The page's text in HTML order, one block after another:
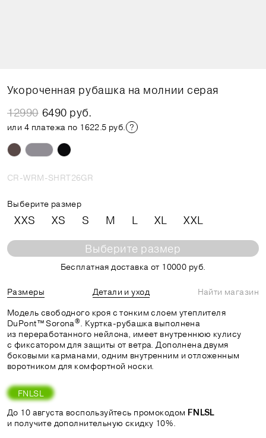
Укороченная рубашка на молнии серая
12990 6490 руб.
или 4 платежа по 1622.5 руб.
CR-WRM-SHRT26GR
Выберите размер
XXS XS S M L XL XXL
Выберите размер
Бесплатная доставка от 10000 руб.
Размеры Детали и уход
Найти магазин
Модель свободного кроя с тонким слоем утеплителя
DuPont™ Sorona®. Куртка-рубашка выполнена
из переработанного нейлона, имеет внутреннюю кулису
с фиксатором для защиты от ветра. Дополнена двумя
боковыми карманами, одним внутренним и отложенным
воротником для комфортной носки.
FNLSL
До 10 августа воспользуйтесь промокодом FNLSL
и получите дополнительную скидку 10%.